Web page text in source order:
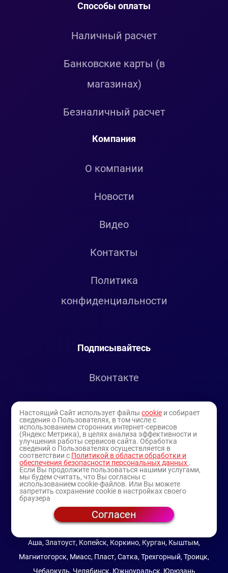
Способы оплаты
Наличный расчет
Банковские карты (в
магазинах)
Безналичный расчет
Компания
О компании
Новости
Видео
Контакты
Политика
конфиденциальности
Подписывайтесь
Вконтакте
Telegram
Youtube
© 1994-2025
— торговая витрина ИП Булатов В.А.
Аша, Златоуст, Копейск, Коркино, Курган, Кыштым,
Магнитогорск, Миасс, Пласт, Сатка, Трехгорный, Троицк,
Чебаркуль, Челябинск, Южноуральск, Юрюзань
Настоящий Сайт использует файлыcookie и собирает
сведения о Пользователях, в том числе с
использованием сторонних интернет-сервисов
(Яндекс Метрика), в целях анализа эффективности и
улучшения работы сервисов сайта. Обработка
сведений о Пользователях осуществляется в
соответствии с Политикой в области обработки и
обеспечения безопасности персональных данных .
Если Вы продолжите пользоваться нашими услугами,
мы будем считать, что Вы согласны с
использованием cookie-файлов. Или Вы можете
запретить сохранение cookie в настройках своего
браузера
Согласен